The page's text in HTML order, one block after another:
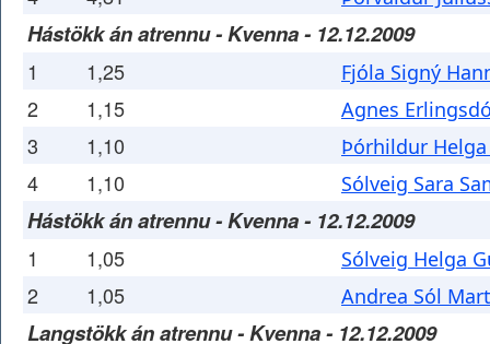
Hástökk án atrennu - Kvenna - 12.12.2009
1 1,25 Fjóla Signý
2 1,15 Agnes
3 1,10 Þórhildur
4 1,10 Sólveig Sara
Hástökk án atrennu - Kvenna - 12.12.2009
1 1,05 Sólveig Helga
2 1,05 Andrea Sól
Langstökk án atrennu - Kvenna - 12.12.2009